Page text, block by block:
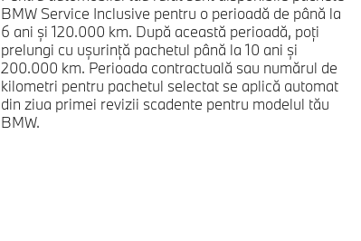
BMW Service Inclusive pentru o perioadă de până la
6 ani şi 120.000 km. După această perioadă, poţi
prelungi cu uşurinţă pachetul până la 10 ani şi
200.000 km. Perioada contractuală sau numărul de
kilometri pentru pachetul selectat se aplică automat
din ziua primei revizii scadente pentru modelul tău
BMW.